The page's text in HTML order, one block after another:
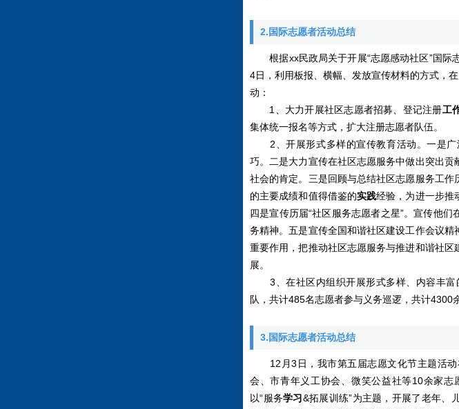
2.国际志愿者活动总结
根据xx民政局关于开展“志愿感动社区”国际
4日，利用板报、横幅、发放宣传材料的方式，
动：
1、大力开展社区志愿者招募、登记注册工
集体统一报名等方式，扩大注册志愿者队伍。
2、开展形式多样的宣传教育活动。一是广
巧。二是大力宣传在社区志愿服务中做出突出
社会的肯定。三是回顾与总结社区志愿服务工
的主要成绩和值得借鉴的实践经验，为进一步推
四是宣传历届“社区服务志愿者之星”。宣传他们
务精神。五是宣传全国和谐社区建设工作会议
重要作用，把推动社区志愿服务与推进和谐社
展。
3、在社区内组织开展形式多样、内容丰富
队，共计485名志愿者参与义务巡逻，共计4300
3.国际志愿者活动总结
12月3日，我市第五届志愿文化节主题活动
会、市青年义工协会、微笑公益社等10余家
以“服务学习&拓展训练”为主题，开展了老年、